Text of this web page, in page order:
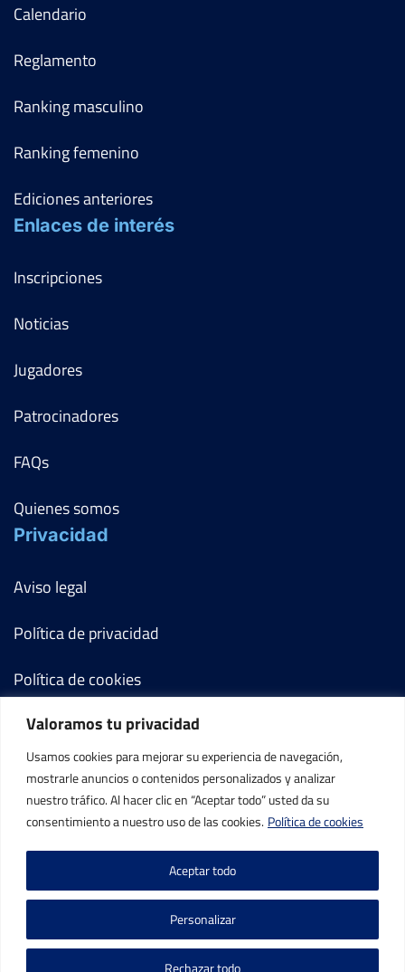
Valoramos tu privacidad
Usamos cookies para mejorar su experiencia de navegación,
mostrarle anuncios o contenidos personalizados y analizar
nuestro tráfico. Al hacer clic en “Aceptar todo” usted da su
consentimiento a nuestro uso de las cookies. Política de cookies
Personalizar
Rechazar todo
Aceptar todo
Calendario
Reglamento
Ranking masculino
Ranking femenino
Ediciones anteriores
Enlaces de interés
Inscripciones
Noticias
Jugadores
Patrocinadores
FAQs
Quienes somos
Privacidad
Aviso legal
Política de privacidad
Política de cookies
Términos y condiciones
Mi cuenta
Contacto